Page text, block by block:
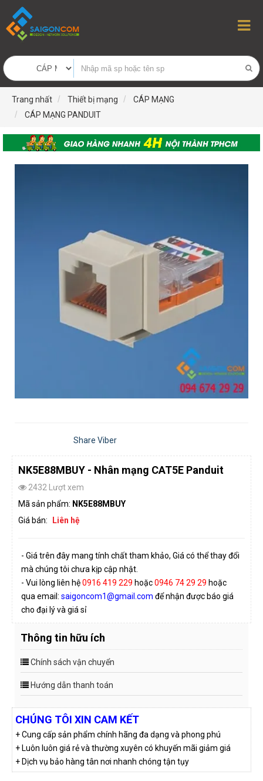
Trang nhất Thiết bị mạng
CÁP MẠNG
CÁP MẠNG PANDUIT
Share Viber
NK5E88MBUY - Nhân mạng CAT5E Panduit
2432 Lượt xem
Mã sản phẩm: NK5E88MBUY
Giá bán:
Liên hệ
- Giá trên đây mang tính chất tham khảo, Giá có thể thay đổi
mà chúng tôi chưa kịp cập nhật.
- Vui lòng liên hệ0916 419 229 hoặc0946 74 29 29 hoặc
qua email: saigoncom1@gmail.com để nhận được báo giá
cho đại lý và giá sỉ
Thông tin hữu ích
Chính sách vận chuyển
Hướng dẫn thanh toán
CHÚNG TÔI XIN CAM KẾT
+ Cung cấp sản phẩm chính hãng đa dạng và phong phú
+ Luôn luôn giá rẻ và thường xuyên có khuyến mãi giảm giá
+ Dịch vụ bảo hàng tân nơi nhanh chóng tận tụy